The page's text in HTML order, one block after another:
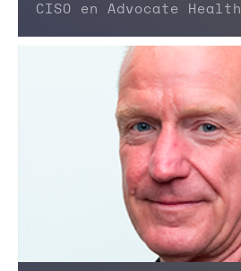
CISO en Advocate Health